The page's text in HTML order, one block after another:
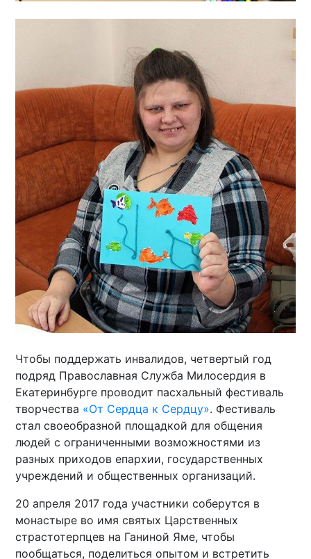
Чтобы поддержать инвалидов, четвертый год
подряд Православная Служба Милосердия в
Екатеринбурге проводит пасхальный фестиваль
творчества «От Сердца к Сердцу». Фестиваль
стал своеобразной площадкой для общения
людей с ограниченными возможностями из
разных приходов епархии, государственных
учреждений и общественных организаций.
20 апреля 2017 года участники соберутся в
монастыре во имя святых Царственных
страстотерпцев на Ганиной Яме, чтобы
пообщаться, поделиться опытом и встретить